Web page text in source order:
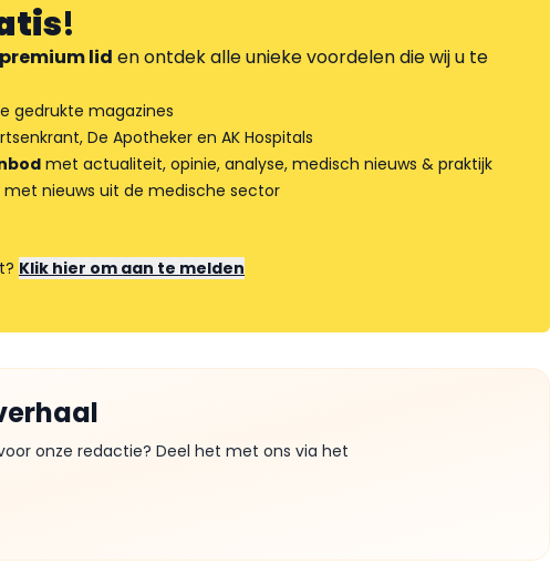
!
premium lid en ontdek alle unieke voordelen die wij u te
gedrukte magazines
De Apotheker en AK Hospitals
met actualiteit, opinie, analyse, medisch nieuws & praktijk
met nieuws uit de medische sector
Klik hier om aan te melden
onze redactie? Deel het met ons via het